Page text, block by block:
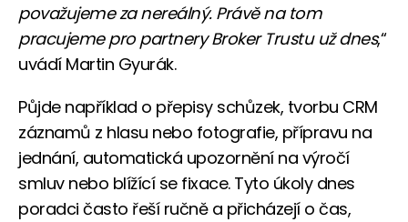
považujeme za nereálný. Právě na tom
pracujeme pro partnery Broker Trustu už dnes,“
uvádí Martin Gyurák.
Půjde například o přepisy schůzek, tvorbu CRM
záznamů z hlasu nebo fotografie, přípravu na
jednání, automatická upozornění na výročí
smluv nebo blížící se fixace. Tyto úkoly dnes
poradci často řeší ručně a přicházejí o čas,